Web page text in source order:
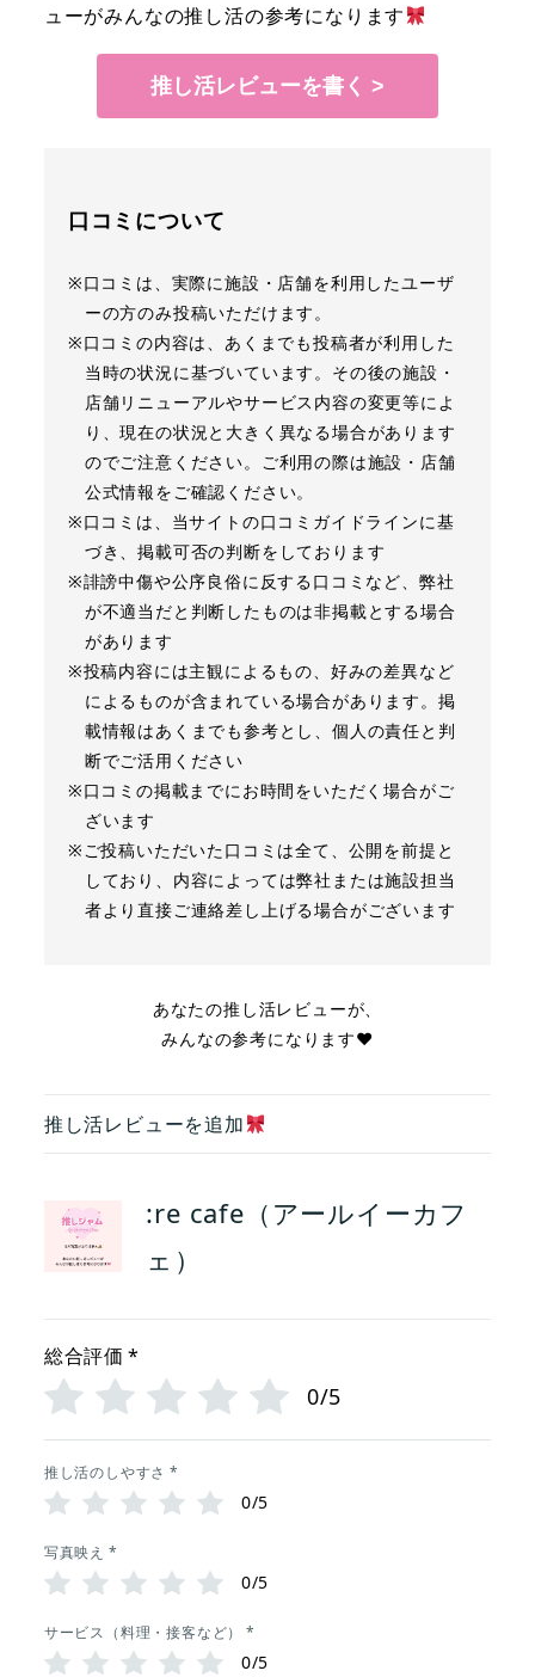
ューがみんなの推し活の参考になります
推し活レビューを書く >
口コミについて
※口コミは、実際に施設・店舗を利用したユーザ
ーの方のみ投稿いただけます。
※口コミの内容は、あくまでも投稿者が利用した
当時の状況に基づいています。その後の施設・
店舗リニューアルやサービス内容の変更等によ
り、現在の状況と大きく異なる場合があります
のでご注意ください。ご利用の際は施設・店舗
公式情報をご確認ください。
※口コミは、当サイトの口コミガイドラインに基
づき、掲載可否の判断をしております
※誹謗中傷や公序良俗に反する口コミなど、弊社
が不適当だと判断したものは非掲載とする場合
があります
※投稿内容には主観によるもの、好みの差異など
によるものが含まれている場合があります。掲
載情報はあくまでも参考とし、個人の責任と判
断でご活用ください
※口コミの掲載までにお時間をいただく場合がご
ざいます
※ご投稿いただいた口コミは全て、公開を前提と
しており、内容によっては弊社または施設担当
者より直接ご連絡差し上げる場合がございます
あなたの推し活レビューが、
みんなの参考になります❤︎
推し活レビューを追加
:re cafe（アールイーカフ
ェ）
総合評価 *
0/5
推し活のしやすさ *
0/5
写真映え *
0/5
サービス（料理・接客など） *
0/5